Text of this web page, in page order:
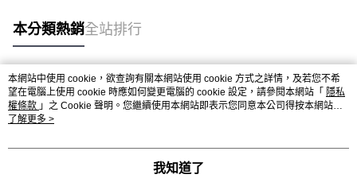
本分類熱銷全站排行
熱門標籤
本網站中使用 cookie，欲查詢有關本網站使用 cookie 方式之詳情，及若您不希
望在電腦上使用 cookie 時應如何變更電腦的 cookie 設定，請參閱本網站「 隱私
權條款 」之 Cookie 聲明。您繼續使用本網站即表示您同意本公司得按本網站使
用條款之 Cookie 聲明使用 cookie。
了解更多 >
我知道了